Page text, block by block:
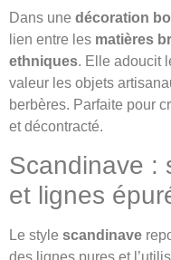
Dans une décoration
lien entre les matières
ethniques. Elle adoucit
valeur les objets
berbères. Parfaite pour
et décontracté.
Scandinave :
et lignes
Le style scandinave